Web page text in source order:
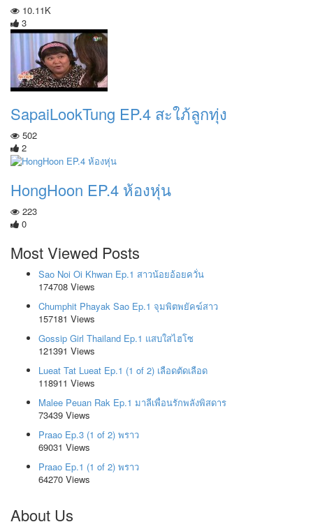
10.11K
3
SapaiLookTung EP.4 สะใภ้ลูกทุ่ง
502
2
HongHoon EP.4 ห้องหุ่น
223
0
Most Viewed Posts
Sao Noi Oi Khwan Ep.1 สาวน้อยอ้อยควั่น
174708 Views
Chumphit Phayak Sao Ep.1 จุมพิตพยัคฆ์สาว
157181 Views
Gossip Girl Thailand Ep.1 แสบใสไฮโซ
121391 Views
Lueat Tat Lueat Ep.1 (1 of 2) เลือดตัดเลือด
118911 Views
Malee Peuan Rak Ep.1 มาลีเพื่อนรักพลังพิสดาร
73439 Views
Praao Ep.3 (1 of 2) พราว
69031 Views
Praao Ep.1 (1 of 2) พราว
64270 Views
About Us